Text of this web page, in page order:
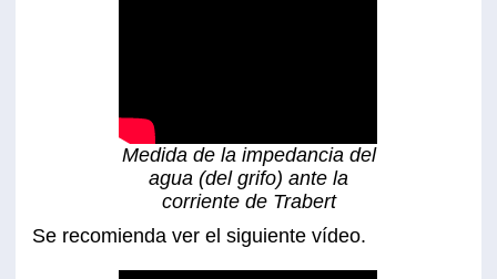
Medida de la impedancia del
agua (del grifo) ante la
corriente de Trabert
Se recomienda ver el siguiente vídeo.